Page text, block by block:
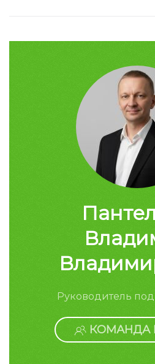
Руководитель
КОМАНДА